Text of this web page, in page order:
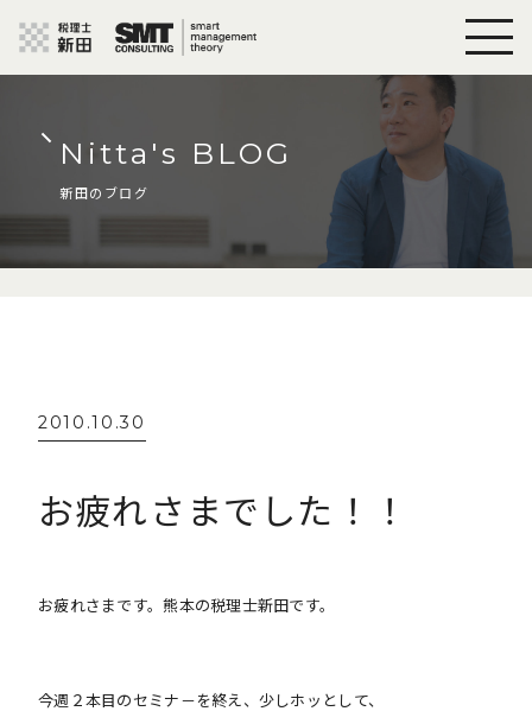
Nitta's BLOG
新田のブログ
2010.10.30
お疲れさまでした！！
お疲れさまです。熊本の税理士新田です。
今週２本目のセミナ－を終え、少しホッとして、